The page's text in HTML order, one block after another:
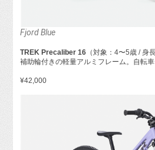
Fjord Blue
TREK Precaliber 16 （対象：4〜5歳 / 身
補助輪付きの軽量アルミフレーム。自転
¥42,000